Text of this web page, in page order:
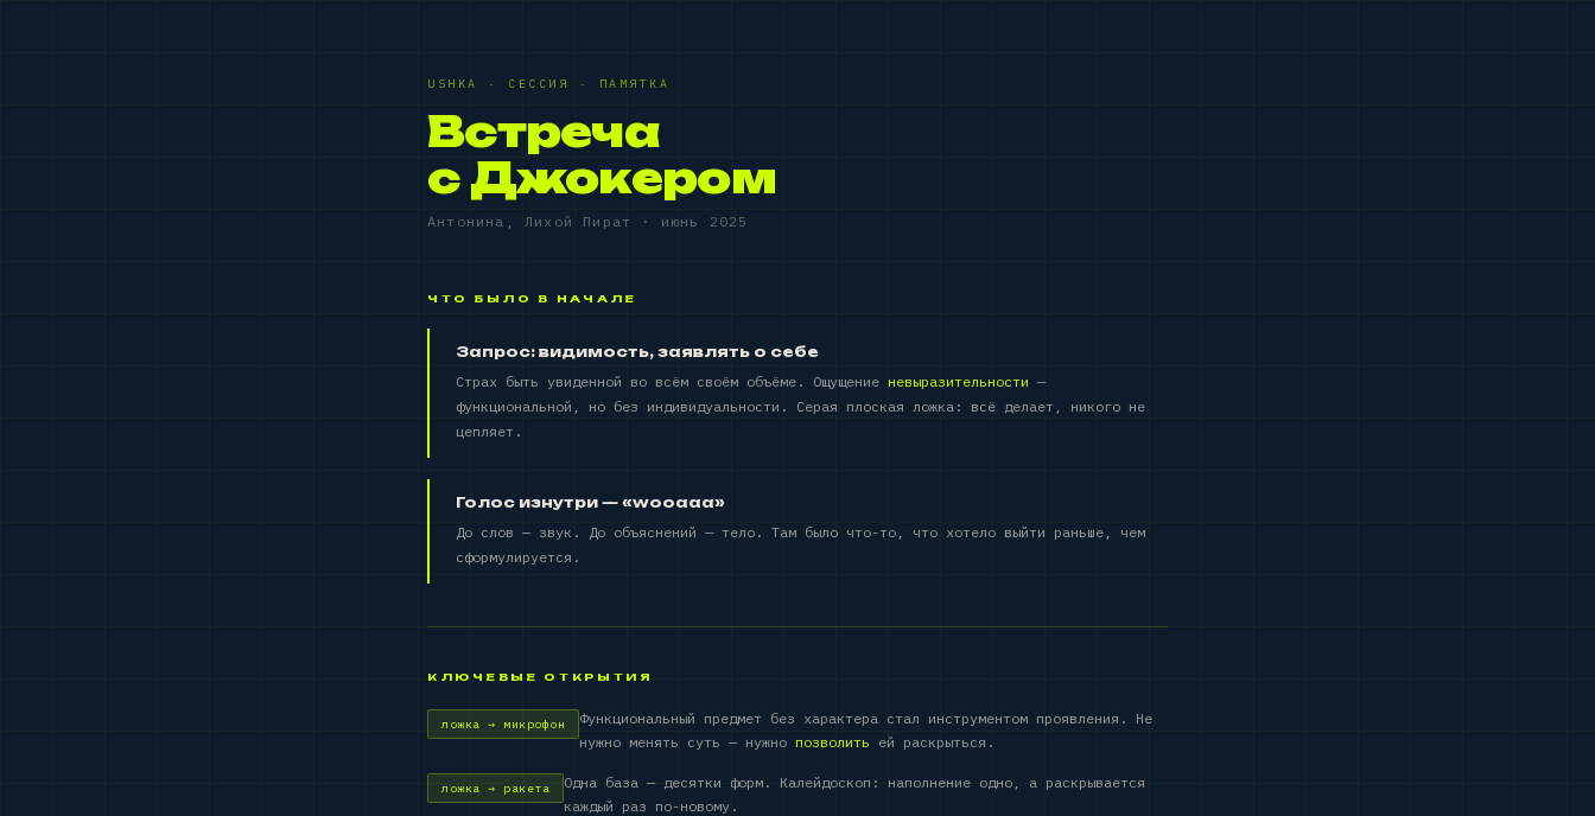
USHKA · СЕССИЯ · ПАМЯТКА
Встреча
с Джокером
Антонина, Лихой Пират · июнь 2025
ЧТО БЫЛО В НАЧАЛЕ
Запрос: видимость, заявлять о себе
Страх быть увиденной во всём своём объёме. Ощущение невыразительности —
функциональной, но без индивидуальности. Серая плоская ложка: всё делает, никого не
цепляет.
Голос изнутри — «wooaaa»
До слов — звук. До объяснений — тело. Там было что-то, что хотело выйти раньше, чем
сформулируется.
КЛЮЧЕВЫЕ ОТКРЫТИЯ
ложка → микрофон
Функциональный предмет без характера стал инструментом проявления. Не
нужно менять суть — нужно позволить ей раскрыться.
ложка → ракета
Одна база — десятки форм. Калейдоскоп: наполнение одно, а раскрывается
каждый раз по-новому.